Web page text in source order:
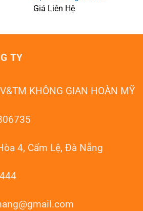
Giá Liên Hệ
TY
KHÔNG GIAN HOÀN MỸ
4, Cẩm Lệ, Đà Nẵng